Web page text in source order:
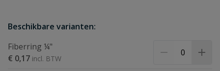
Beschikbare varianten:
Fiberring ¼"
€ 0,17